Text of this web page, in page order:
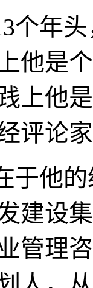
个年
他是
上他
评论
于他
建设
管理